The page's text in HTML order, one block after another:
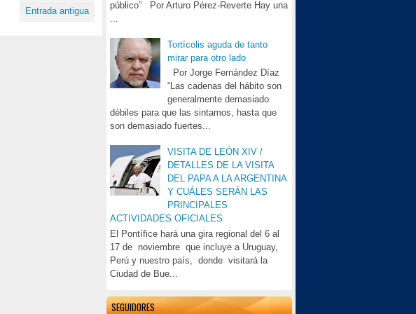
público” Por Arturo Pérez-Reverte Hay una
Tortícolis aguda de tanto
mirar para otro lado
Por Jorge Fernández Díaz
“Las cadenas del hábito son
generalmente demasiado
débiles para que las sintamos, hasta que
son demasiado fuertes...
VISITA DE LEÓN XIV /
DETALLES DE LA VISITA
DEL PAPA A LA ARGENTINA
Y CUÁLES SERÁN LAS
PRINCIPALES
ACTIVIDADES OFICIALES
El Pontífice hará una gira regional del 6 al
17 de noviembre que incluye a Uruguay,
Perú y nuestro país, donde visitará la
Ciudad de Bue...
SEGUIDORES
Entrada antigua